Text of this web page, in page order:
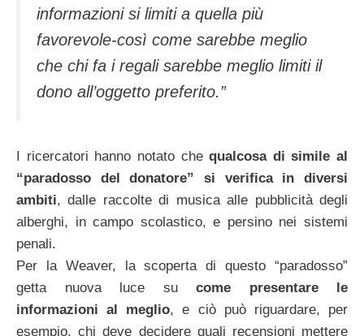
informazioni si limiti a quella più
favorevole-così come sarebbe meglio
che chi fa i regali sarebbe meglio limiti il
dono all’oggetto preferito.”
I ricercatori hanno notato chequalcosa di simile al
“paradosso del donatore” si verifica in diversi
ambiti, dalle raccolte di musica alle pubblicità degli
alberghi, in campo scolastico, e persino nei sistemi
penali.
Per la Weaver, la scoperta di questo “paradosso”
getta nuova luce su come presentare le
informazioni al meglio, e ciò può riguardare, per
esempio, chi deve decidere quali recensioni mettere